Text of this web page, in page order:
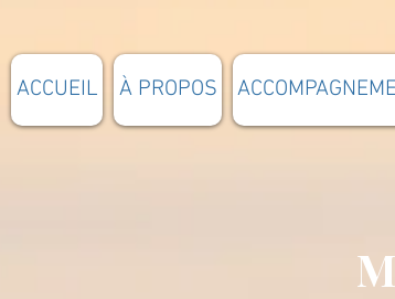
ACCUEIL À PROPOS